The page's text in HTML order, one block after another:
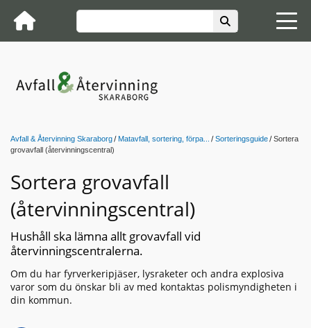
Avfall & Återvinning Skaraborg Matavfall, sortering, förpa... Sorteringsguide
Sortera
grovavfall (återvinningscentral)
Sortera grovavfall
(återvinningscentral)
Hushåll ska lämna allt grovavfall vid
återvinningscentralerna.
Om du har fyrverkeripjäser, lysraketer och andra explosiva
varor som du önskar bli av med kontaktas polismyndigheten i
din kommun.